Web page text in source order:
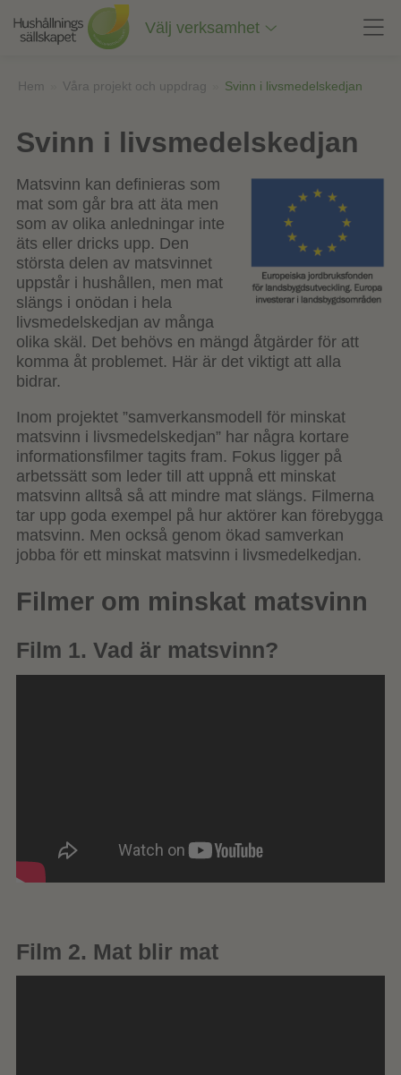
innehåll
Välj verksamhet
Hem Våra projekt och uppdrag Svinn i livsmedelskedjan
Svinn i livsmedelskedjan
Matsvinn kan definieras som
mat som går bra att äta men
som av olika anledningar inte
äts eller dricks upp. Den
största delen av matsvinnet
uppstår i hushållen, men mat
slängs i onödan i hela
livsmedelskedjan av många
olika skäl. Det behövs en mängd åtgärder för att
komma åt problemet. Här är det viktigt att alla
bidrar.
Inom projektet ”samverkansmodell för minskat
matsvinn i livsmedelskedjan” har några kortare
informationsfilmer tagits fram. Fokus ligger på
arbetssätt som leder till att uppnå ett minskat
matsvinn alltså så att mindre mat slängs. Filmerna
tar upp goda exempel på hur aktörer kan förebygga
matsvinn. Men också genom ökad samverkan
jobba för ett minskat matsvinn i livsmedelkedjan.
Filmer om minskat matsvinn
Film 1. Vad är matsvinn?
Film 2. Mat blir mat